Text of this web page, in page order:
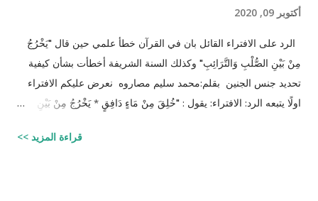
أكتوبر 09, 2020
الرد على الافتراء القائل بان في القرآن خطأ علمي حين قال "يَخْرُجُ
مِنْ بَيْنِ الصُّلْبِ وَالتَّرَائِبِ" وكذلك السنة الشريفة أخطأت بشأن كيفية
تحديد جنس الجنين بقلم:محمد سليم مصاروه نعرض عليكم الافتراء
اولًا يتبعه الرد: الافتراء: يقول : "خُلِقَ مِنْ مَاءٍ دَافِقٍ * يَخْرُجُ مِنْ بَيْنِ
قراءة المزيد >>